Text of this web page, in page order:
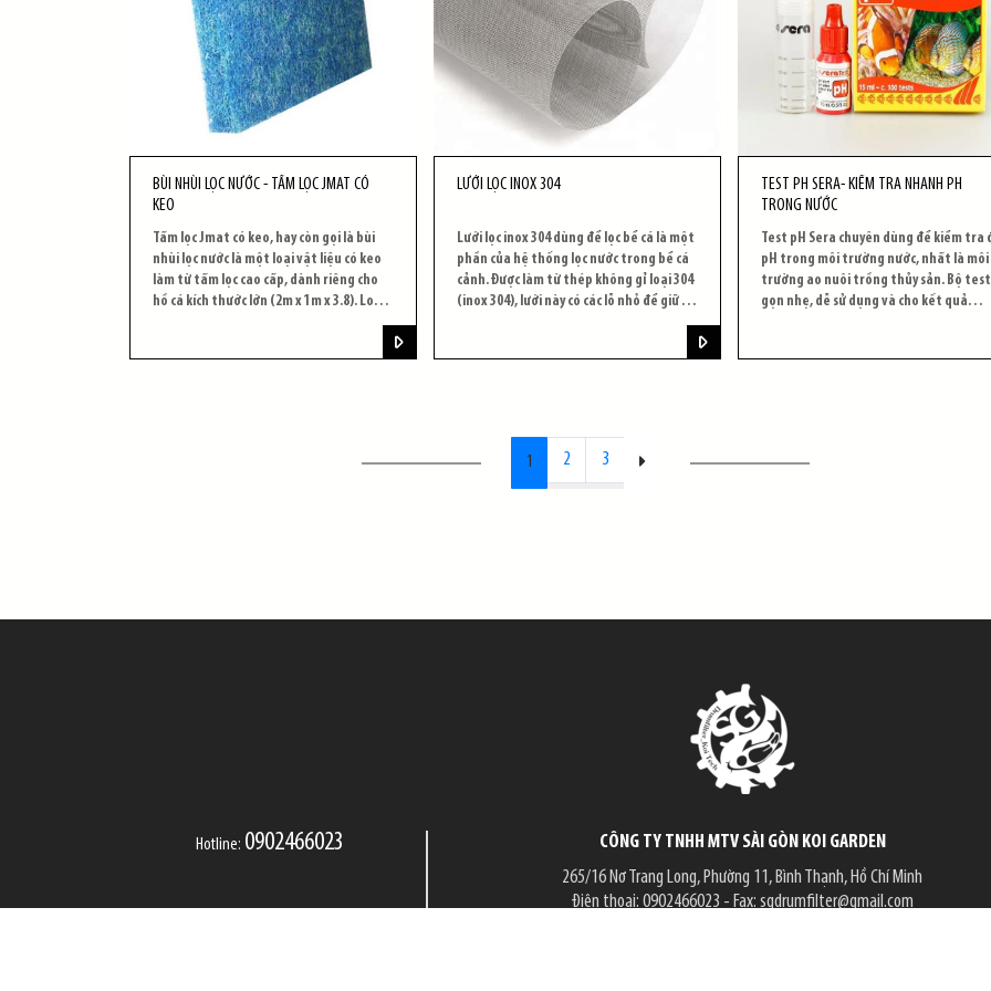
BÙI NHÙI LỌC NƯỚC - TẤM LỌC JMAT CÓ
KEO
Tấm lọc Jmat có keo, hay còn gọi là bùi
nhùi lọc nước là một loại vật liệu có keo
làm từ tấm lọc cao cấp, dành riêng cho
hồ cá kích thước lớn (2m x 1m x 3.8). Loại
vật liệu này có dạng tấm linh hoạt, giúp
tùy ý để phù hợp với hệ thống lọc của
LƯỚI LỌC INOX 304
Lưới lọc inox 304 dùng để lọc bể cá là một
phần của hệ thống lọc nước trong bể cá
cảnh. Được làm từ thép không gỉ loại 304
(inox 304), lưới này có các lỗ nhỏ để giữ lại
TEST PH SERA- KIỂM TRA NHANH PH
TRONG NƯỚC
Test pH Sera chuyên dùng để kiểm tra
pH trong môi trường nước, nhất là môi
trường ao nuôi trồng thủy sản. Bộ test
gọn nhẹ, dễ sử dụng và cho kết quả
1 2 3
Hotline: 0902466023
CÔNG TY TNHH MTV SÀI GÒN KOI GARDEN
265/16 Nơ Trang Long, Phường 11, Bình Thạnh, Hồ Chí Minh
Điện thoại: 0902466023 - Fax: sgdrumfilter@gmail.com